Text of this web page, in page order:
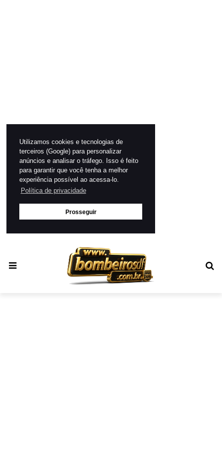
Utilizamos cookies e tecnologias de
terceiros (Google) para personalizar
anúncios e analisar o tráfego. Isso é feito
para garantir que você tenha a melhor
experiência possível ao acessa-lo.
Política de privacidade
Prosseguir